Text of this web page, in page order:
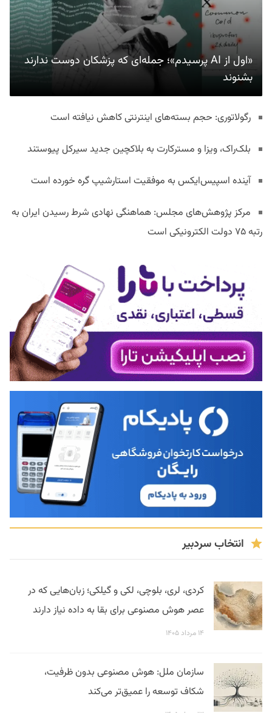
«اول از AI پرسیدم»؛ جمله‌ای که پزشکان دوست ندارند
بشنوند
رگولاتوری: حجم بسته‌های اینترنتی کاهش نیافته است
بلک‌راک، ویزا و مسترکارت به بلاکچین جدید سیرکل پیوستند
آینده اسپیس‌ایکس به موفقیت استارشیپ گره خورده است
مرکز پژوهش‌های مجلس: هماهنگی نهادی شرط رسیدن ایران به
رتبه ۷۵ دولت الکترونیکی است
انتخاب سردبیر
کردی، لری، بلوچی، لکی و گیلکی؛ زبان‌هایی که در
عصر هوش مصنوعی برای بقا به داده نیاز دارند
۱۴ مرداد ۱۴۰۵
سازمان ملل: هوش مصنوعی بدون ظرفیت،
شکاف توسعه را عمیق‌تر می‌کند